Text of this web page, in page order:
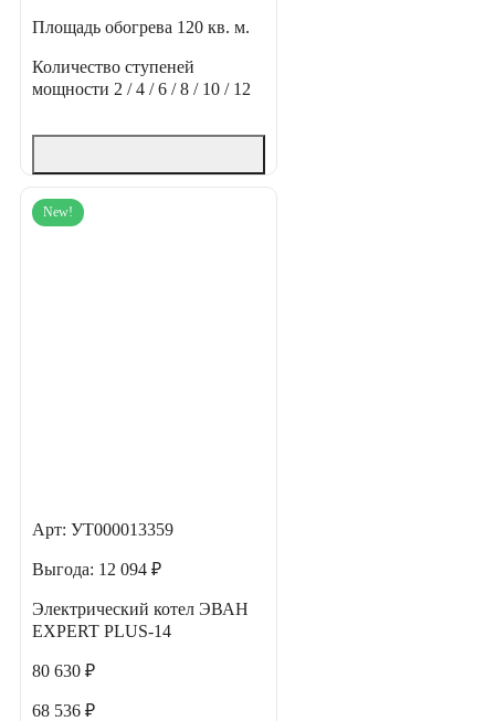
Площадь обогрева 120 кв. м.
Количество ступеней
мощности 2 / 4 / 6 / 8 / 10 / 12
New!
Арт: УТ000013359
Выгода: 12 094 ₽
Электрический котел ЭВАН
EXPERT PLUS-14
80 630 ₽
68 536 ₽